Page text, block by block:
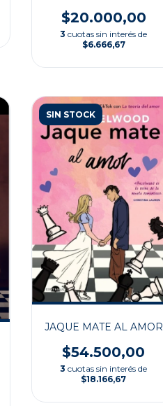
$20.000,00
3 cuotas sin interés de
$6.666,67
SIN STOCK
JAQUE MATE AL AMOR
$54.500,00
3 cuotas sin interés de
$18.166,67